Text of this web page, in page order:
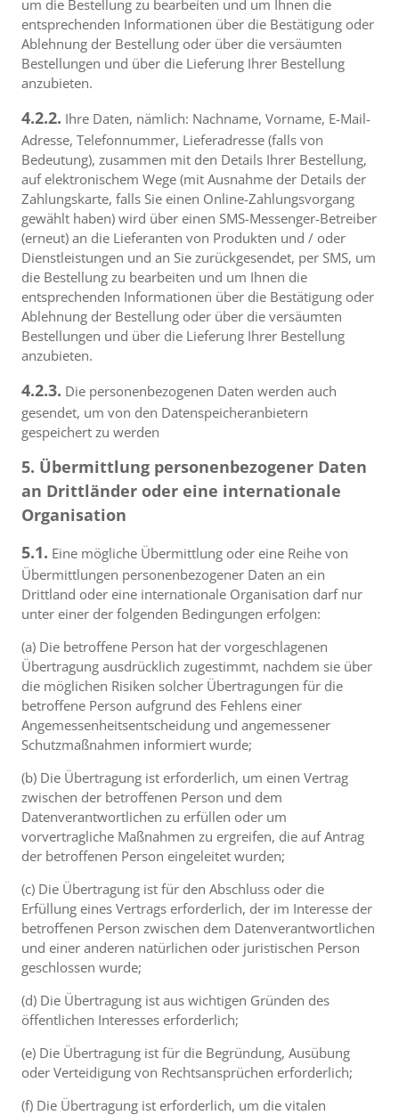
um die Bestellung zu bearbeiten und um Ihnen die
entsprechenden Informationen über die Bestätigung oder
Ablehnung der Bestellung oder über die versäumten
Bestellungen und über die Lieferung Ihrer Bestellung
anzubieten.
4.2.2. Ihre Daten, nämlich: Nachname, Vorname, E-Mail-
Adresse, Telefonnummer, Lieferadresse (falls von
Bedeutung), zusammen mit den Details Ihrer Bestellung,
auf elektronischem Wege (mit Ausnahme der Details der
Zahlungskarte, falls Sie einen Online-Zahlungsvorgang
gewählt haben) wird über einen SMS-Messenger-Betreiber
(erneut) an die Lieferanten von Produkten und / oder
Dienstleistungen und an Sie zurückgesendet, per SMS, um
die Bestellung zu bearbeiten und um Ihnen die
entsprechenden Informationen über die Bestätigung oder
Ablehnung der Bestellung oder über die versäumten
Bestellungen und über die Lieferung Ihrer Bestellung
anzubieten.
4.2.3. Die personenbezogenen Daten werden auch
gesendet, um von den Datenspeicheranbietern
gespeichert zu werden
5. Übermittlung personenbezogener Daten
an Drittländer oder eine internationale
Organisation
5.1. Eine mögliche Übermittlung oder eine Reihe von
Übermittlungen personenbezogener Daten an ein
Drittland oder eine internationale Organisation darf nur
unter einer der folgenden Bedingungen erfolgen:
(a) Die betroffene Person hat der vorgeschlagenen
Übertragung ausdrücklich zugestimmt, nachdem sie über
die möglichen Risiken solcher Übertragungen für die
betroffene Person aufgrund des Fehlens einer
Angemessenheitsentscheidung und angemessener
Schutzmaßnahmen informiert wurde;
(b) Die Übertragung ist erforderlich, um einen Vertrag
zwischen der betroffenen Person und dem
Datenverantwortlichen zu erfüllen oder um
vorvertragliche Maßnahmen zu ergreifen, die auf Antrag
der betroffenen Person eingeleitet wurden;
(c) Die Übertragung ist für den Abschluss oder die
Erfüllung eines Vertrags erforderlich, der im Interesse der
betroffenen Person zwischen dem Datenverantwortlichen
und einer anderen natürlichen oder juristischen Person
geschlossen wurde;
(d) Die Übertragung ist aus wichtigen Gründen des
öffentlichen Interesses erforderlich;
(e) Die Übertragung ist für die Begründung, Ausübung
oder Verteidigung von Rechtsansprüchen erforderlich;
(f) Die Übertragung ist erforderlich, um die vitalen